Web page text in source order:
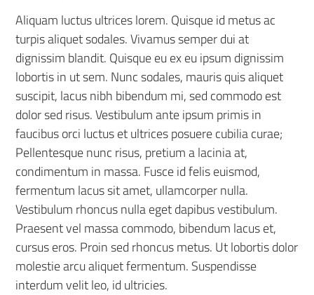
Aliquam luctus ultrices lorem. Quisque id metus ac
turpis aliquet sodales. Vivamus semper dui at
dignissim blandit. Quisque eu ex eu ipsum dignissim
lobortis in ut sem. Nunc sodales, mauris quis aliquet
suscipit, lacus nibh bibendum mi, sed commodo est
dolor sed risus. Vestibulum ante ipsum primis in
faucibus orci luctus et ultrices posuere cubilia curae;
Pellentesque nunc risus, pretium a lacinia at,
condimentum in massa. Fusce id felis euismod,
fermentum lacus sit amet, ullamcorper nulla.
Vestibulum rhoncus nulla eget dapibus vestibulum.
Praesent vel massa commodo, bibendum lacus et,
cursus eros. Proin sed rhoncus metus. Ut lobortis dolor
molestie arcu aliquet fermentum. Suspendisse
interdum velit leo, id ultricies.